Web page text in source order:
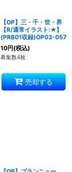
【OP】三・千・世・界
【R/通常イラスト:★】
(PRB01収録)OP03-057
10円(税込)
募集数4枚
売却する